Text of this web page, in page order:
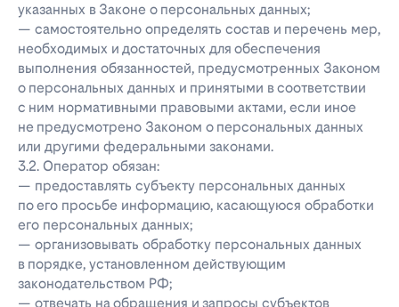
указанных в Законе о персональных данных;
— самостоятельно определять состав и перечень мер,
необходимых и достаточных для обеспечения
выполнения обязанностей, предусмотренных Законом
о персональных данных и принятыми в соответствии
с ним нормативными правовыми актами, если иное
не предусмотрено Законом о персональных данных
или другими федеральными законами.
3.2. Оператор обязан:
— предоставлять субъекту персональных данных
по его просьбе информацию, касающуюся обработки
его персональных данных;
— организовывать обработку персональных данных
в порядке, установленном действующим
законодательством РФ;
— отвечать на обращения и запросы субъектов